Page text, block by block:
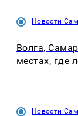
Новости
Волга,
местах, где
Новости